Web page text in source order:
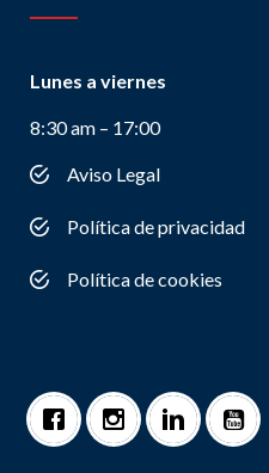
Lunes a viernes
8:30 am – 17:00
Aviso Legal
Política de privacidad
Política de cookies